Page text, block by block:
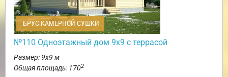
БРУС КАМЕРНОЙ СУШКИ
№110 Одноэтажный дом 9х9 с террасой
Размер: 9х9 м
Общая площадь: 1702